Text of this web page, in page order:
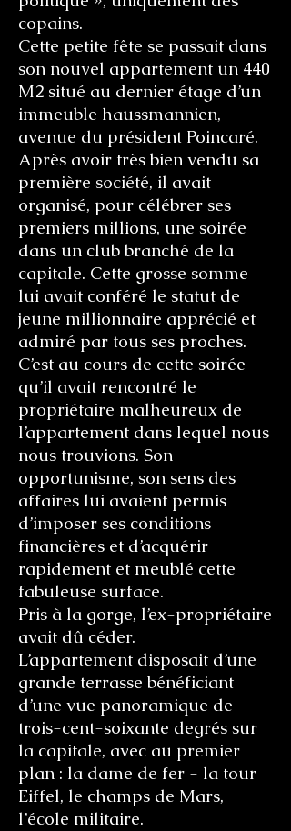
copains.
Cette petite fête se passait dans
son nouvel appartement un 440
M2 situé au dernier étage d’un
immeuble haussmannien,
avenue du président Poincaré.
Après avoir très bien vendu sa
première société, il avait
organisé, pour célébrer ses
premiers millions, une soirée
dans un club branché de la
capitale. Cette grosse somme
lui avait conféré le statut de
jeune millionnaire apprécié et
admiré par tous ses proches.
C’est au cours de cette soirée
qu’il avait rencontré le
propriétaire malheureux de
l’appartement dans lequel nous
nous trouvions. Son
opportunisme, son sens des
affaires lui avaient permis
d’imposer ses conditions
financières et d’acquérir
rapidement et meublé cette
fabuleuse surface.
Pris à la gorge, l’ex-propriétaire
avait dû céder.
L’appartement disposait d’une
grande terrasse bénéficiant
d’une vue panoramique de
trois-cent-soixante degrés sur
la capitale, avec au premier
plan : la dame de fer - la tour
Eiffel, le champs de Mars,
l’école militaire.